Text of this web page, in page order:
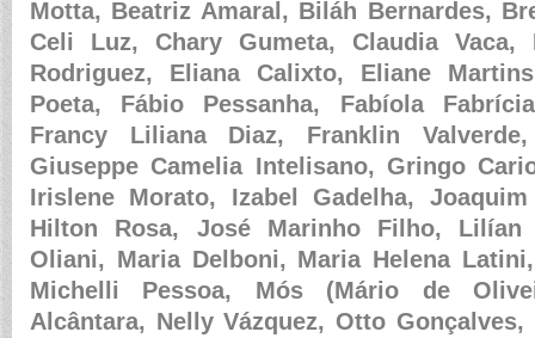
Motta, Beatriz Amaral, Biláh Bernardes,
Celi Luz, Chary Gumeta, Claudia Vaca,
Rodriguez, Eliana Calixto, Eliane
Poeta, Fábio Pessanha, Fabíola
Francy Liliana Diaz, Franklin
Giuseppe Camelia Intelisano, Gringo
Irislene Morato, Izabel Gadelha,
Hilton Rosa, José Marinho Filho,
Oliani, Maria Delboni, Maria Helena
Michelli Pessoa, Mós (Mário de
Alcântara, Nelly Vázquez, Otto Gonçalves,